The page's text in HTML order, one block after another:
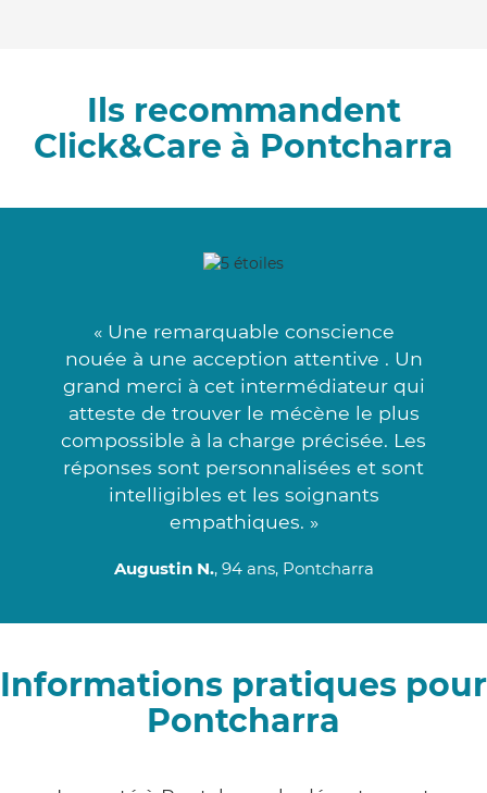
Ils recommandent
Click&Care à Pontcharra
« Une remarquable conscience
nouée à une acception attentive . Un
grand merci à cet intermédiateur qui
atteste de trouver le mécène le plus
compossible à la charge précisée. Les
réponses sont personnalisées et sont
intelligibles et les soignants
empathiques. »
Augustin N., 94 ans, Pontcharra
Informations pratiques pour
Pontcharra